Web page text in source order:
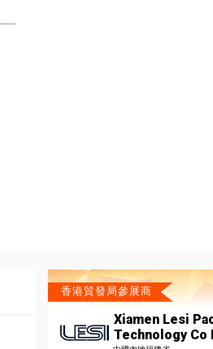
香港貿發局參展商
Xiamen Lesi
Technology Co